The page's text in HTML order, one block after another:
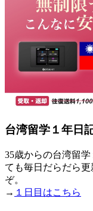
台湾留学１年日
35歳からの台湾留
ても毎日だらだら
ぞ。
→ １日目はこちら